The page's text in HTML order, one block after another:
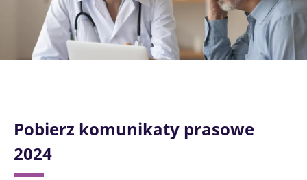
Pobierz komunikaty prasowe
2024